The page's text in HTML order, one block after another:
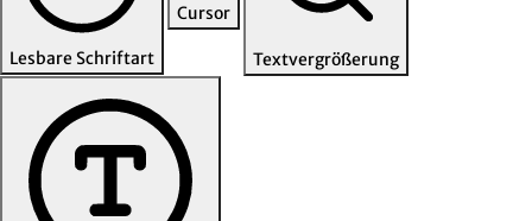
Lesbare Schriftart
Cursor
Textvergrößerung